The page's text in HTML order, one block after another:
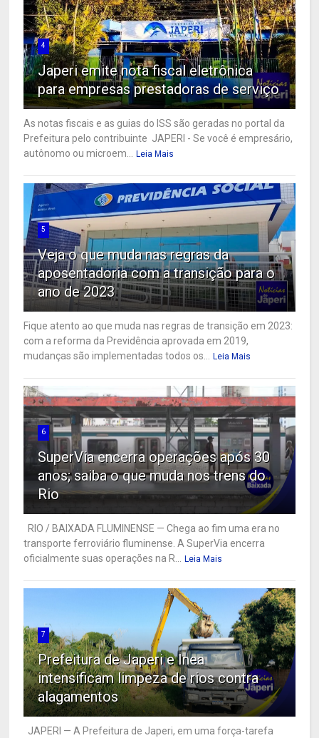
4
Japeri emite nota fiscal eletrônica
para empresas prestadoras de serviço
As notas fiscais e as guias do ISS são geradas no portal da
Prefeitura pelo contribuinte JAPERI - Se você é empresário,
autônomo ou microem...
Leia Mais
5
Veja o que muda nas regras da
aposentadoria com a transição para o
ano de 2023
Fique atento ao que muda nas regras de transição em 2023:
com a reforma da Previdência aprovada em 2019,
mudanças são implementadas todos os...
Leia Mais
6
SuperVia encerra operações após 30
anos; saiba o que muda nos trens do
Rio
RIO / BAIXADA FLUMINENSE — Chega ao fim uma era no
transporte ferroviário fluminense. A SuperVia encerra
oficialmente suas operações na R...
Leia Mais
7
Prefeitura de Japeri e Inea
intensificam limpeza de rios contra
alagamentos
JAPERI — A Prefeitura de Japeri, em uma força-tarefa